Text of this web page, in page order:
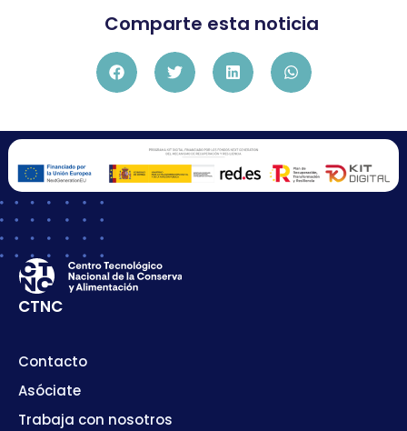
Comparte esta noticia
CTNC
Contacto
Asóciate
Trabaja con nosotros